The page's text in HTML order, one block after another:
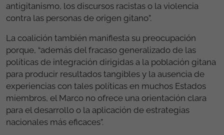
antigitanismo, los discursos racistas o la violencia
contra las personas de origen gitano”.
La coalición también manifiesta su preocupación
porque, “además del fracaso generalizado de las
políticas de integración dirigidas a la población gitana
para producir resultados tangibles y la ausencia de
experiencias con tales políticas en muchos Estados
miembros, el Marco no ofrece una orientación clara
para el desarrollo o la aplicación de estrategias
nacionales más eficaces”.